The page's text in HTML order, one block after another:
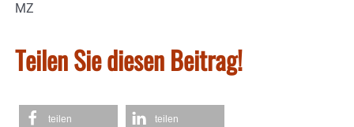
MZ
Teilen Sie diesen Beitrag!
teilen teilen